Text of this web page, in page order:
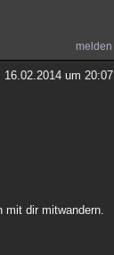
melden
16.02.2014 um 20:07
mit dir mitwandern.